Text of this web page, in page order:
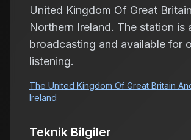
United Kingdom Of Great
Northern Ireland. The station is
broadcasting and available for
listening.
The United Kingdom Of Great Britain
Ireland
Teknik Bilgiler